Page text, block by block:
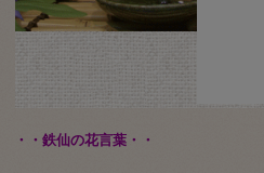
・・鉄仙の花言葉・・